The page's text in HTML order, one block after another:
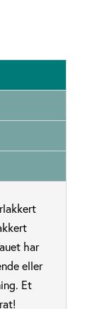
har
eller
Et